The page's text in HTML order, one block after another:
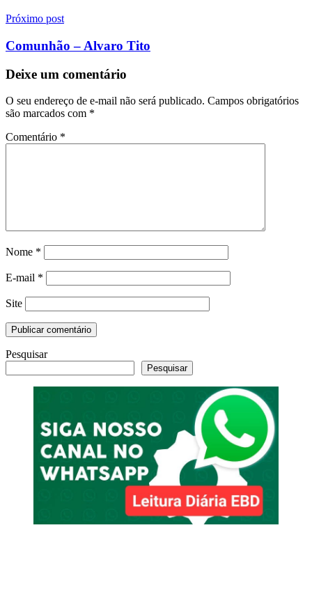
Próximo post
Comunhão – Alvaro Tito
Deixe um comentário
O seu endereço de e-mail não será publicado. Campos obrigatórios
são marcados com *
Comentário *
Nome *
E-mail *
Site
Pesquisar
Pesquisar